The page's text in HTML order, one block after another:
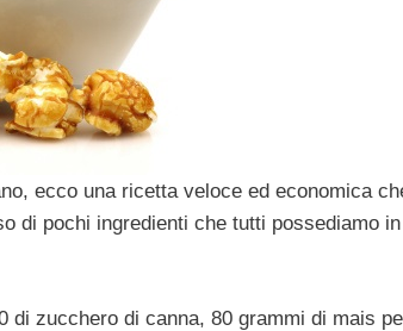
ecco una ricetta veloce ed economica
di pochi ingredienti che tutti possediamo
di zucchero di canna, 80 grammi di mais